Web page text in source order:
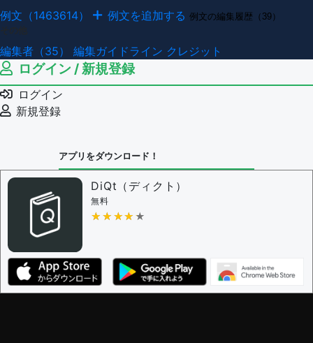
例文（1463614） 例文を追加する 例文の編集履歴（39）
編集者（35） 編集ガイドライン クレジット
ログイン / 新規登録
ログイン
新規登録
アプリをダウンロード！
DiQt（ディクト）
無料
★★★★★
★★★★★